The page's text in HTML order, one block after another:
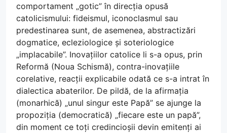
comportament „gotic” în direcția opusă
catolicismului: fideismul, iconoclasmul sau
predestinarea sunt, de asemenea, abstractizări
dogmatice, ecleziologice și soteriologice
„implacabile”. Inovațiilor catolice li s-a opus, prin
Reformă (Noua Schismă), contra-inovațiile
corelative, reacții explicabile odată ce s-a intrat în
dialectica abaterilor. De pildă, de la afirmația
(monarhică) „unul singur este Papă” se ajunge la
propoziția (democratică) „fiecare este un papă”,
din moment ce toți credincioșii devin emitenți ai